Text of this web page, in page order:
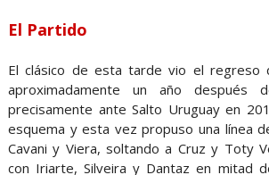
El Partido
El clásico de esta tarde vio el regreso
aproximadamente un año después
precisamente ante Salto Uruguay en
esquema y esta vez propuso una línea
Cavani y Viera, soltando a Cruz y Toty
con Iriarte, Silveira y Dantaz en mitad